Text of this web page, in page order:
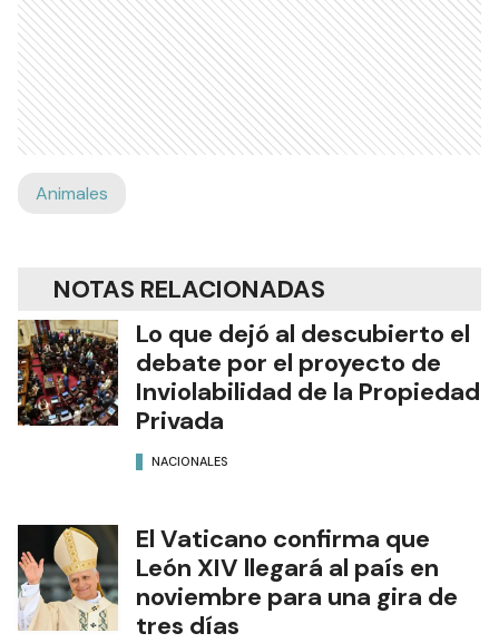
Animales
NOTAS RELACIONADAS
Lo que dejó al descubierto el
debate por el proyecto de
Inviolabilidad de la Propiedad
Privada
NACIONALES
El Vaticano confirma que
León XIV llegará al país en
noviembre para una gira de
tres días